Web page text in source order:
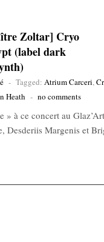
Zoltar] Cryo
(label dark
- Tagged: Atrium Carceri,
Heath - no comments
» à ce concert au
Desderiis Margenis et